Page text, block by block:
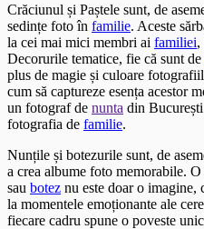
Crăciunul și Paștele sunt, de
sedințe foto în familie. Aceste
la cei mai mici membri ai familiei,
Decorurile tematice, fie că sunt de
plus de magie și culoare
cum să captureze esența acestor
un fotograf de nunta din
fotografia de familie.
Nunțile și botezurile sunt, de
a crea albume foto memorabile.
sau botez nu este doar o imagine,
la momentele emoționante ale
fiecare cadru spune o poveste